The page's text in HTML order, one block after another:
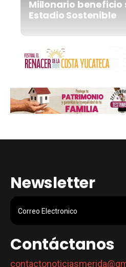
Millonario beneficio
Estadio Sostenible
Newsletter
Contáctanos